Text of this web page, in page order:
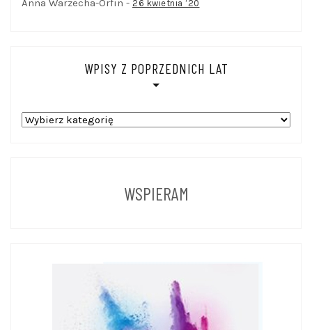
Anna Warzecha-Orfin - 26 kwietnia ’20
WPISY Z POPRZEDNICH LAT
WPISY
WSPIERAM